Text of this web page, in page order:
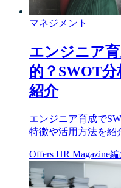
マネジメント
エンジニア
的？SWOT
紹介
エンジニア育成で
特徴や活用方法を紹
Offers HR Magazine